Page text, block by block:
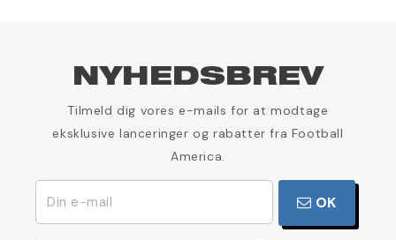
NYHEDSBREV
Tilmeld dig vores e-mails for at modtage
eksklusive lanceringer og rabatter fra Football
America.
OK